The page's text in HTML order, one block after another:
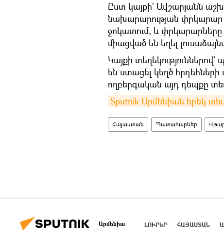
Ըստ կայքի` Ավշարյանն
նախարարության փրկարար
ջոկատում, և փրկարարները
միացված են եղել
Կայքի
են ստացել կեղծ հրդեհների
ողբերգական այդ դեպքը
Sputnik Արմենիան երեկ
Հայաստան Պատահարներ
Արմենիա ԼՈՒՐԵՐ ՀԱՅԱՍՏԱՆ